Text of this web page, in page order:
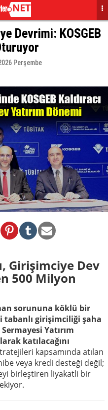
Devrimi: KOSGEB
Perşembe
Girişimciye Dev
500 Milyon
sorununa köklü bir
girişimciliği şaha
Yatırım
katılacağını
kapsamında atılan
veya kredi desteği değil;
birleştiren liyakatli bir